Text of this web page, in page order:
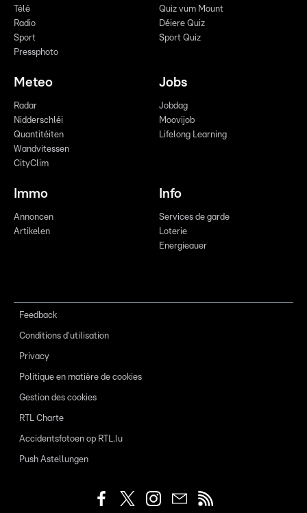
Télé
Radio
Sport
Pressphoto
Quiz vum Mount
Déiere Quiz
Sport Quiz
Meteo
Radar
Nidderschléi
Quantitéiten
Wandvitessen
CityClim
Jobs
Jobdag
Moovijob
Lifelong Learning
Immo
Annoncen
Artikelen
Info
Services de garde
Loterie
Energieauer
Feedback
Conditions d'utilisation
Privacy
Politique en matière de cookies
Gestion des cookies
RTL Charte
Accidentsfotoen op RTL.lu
Push Astellungen